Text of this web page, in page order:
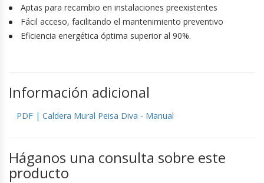
Aptas para recambio en instalaciones preexistentes
Fácil acceso, facilitando el mantenimiento preventivo
Eficiencia energética óptima superior al 90%.
Información adicional
PDF | Caldera Mural Peisa Diva - Manual
Háganos una consulta sobre este
producto